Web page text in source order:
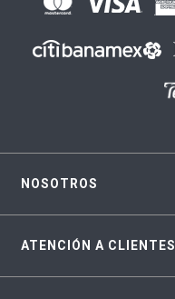
NOSOTROS
ATENCIÓN A CLIENTES